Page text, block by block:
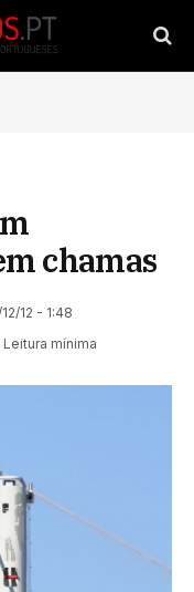
chamas
12 - 1:48
Leitura mínima